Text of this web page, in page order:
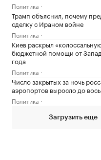
Политика
Трамп объяснил, почему
сделку с Ираном войне
Политика
Киев раскрыл
бюджетной помощи от
года
Политика
Число закрытых за ночь
аэропортов выросло до
Политика
Загрузить еще